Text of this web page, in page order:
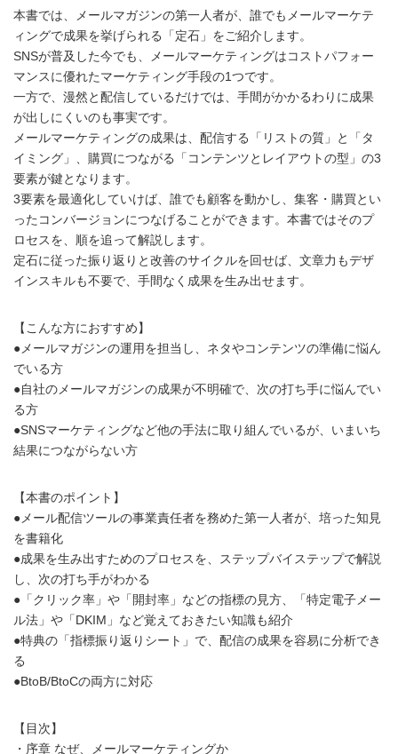
本書では、メールマガジンの第一人者が、誰でもメールマーケテ
ィングで成果を挙げられる「定石」をご紹介します。
SNSが普及した今でも、メールマーケティングはコストパフォー
マンスに優れたマーケティング手段の1つです。
一方で、漫然と配信しているだけでは、手間がかかるわりに成果
が出しにくいのも事実です。
メールマーケティングの成果は、配信する「リストの質」と「タ
イミング」、購買につながる「コンテンツとレイアウトの型」の3
要素が鍵となります。
3要素を最適化していけば、誰でも顧客を動かし、集客・購買とい
ったコンバージョンにつなげることができます。本書ではそのプ
ロセスを、順を追って解説します。
定石に従った振り返りと改善のサイクルを回せば、文章力もデザ
インスキルも不要で、手間なく成果を生み出せます。
【こんな方におすすめ】
●メールマガジンの運用を担当し、ネタやコンテンツの準備に悩ん
でいる方
●自社のメールマガジンの成果が不明確で、次の打ち手に悩んでい
る方
●SNSマーケティングなど他の手法に取り組んでいるが、いまいち
結果につながらない方
【本書のポイント】
●メール配信ツールの事業責任者を務めた第一人者が、培った知見
を書籍化
●成果を生み出すためのプロセスを、ステップバイステップで解説
し、次の打ち手がわかる
●「クリック率」や「開封率」などの指標の見方、「特定電子メー
ル法」や「DKIM」など覚えておきたい知識も紹介
●特典の「指標振り返りシート」で、配信の成果を容易に分析でき
る
●BtoB/BtoCの両方に対応
【目次】
・序章 なぜ、メールマーケティングか